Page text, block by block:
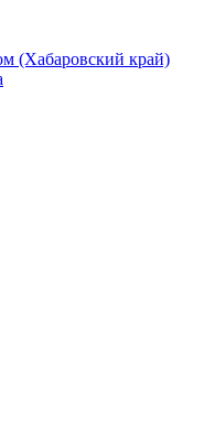
(Хабаровский край)